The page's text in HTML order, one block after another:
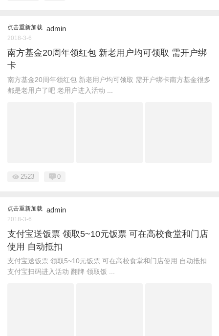
点击重新加载 admin
2018-3-6
南方基金20周年领红包 新老用户均可领取 需开户绑
卡
南方基金20周年领红包 新老用户均可领取 需开户绑卡南方基金很多
都是老用户了吧 老用户进入活动 ...
2523 0
点击重新加载 admin
2018-3-6
支付宝送饭票 领取5~10元饭票 可在高校食堂和门店
使用 自动抵扣
支付宝送饭票 领取5~10元饭票 可在高校食堂和门店使用 自动抵扣
支付宝扫码进入活动 翻牌 领取饭 ...